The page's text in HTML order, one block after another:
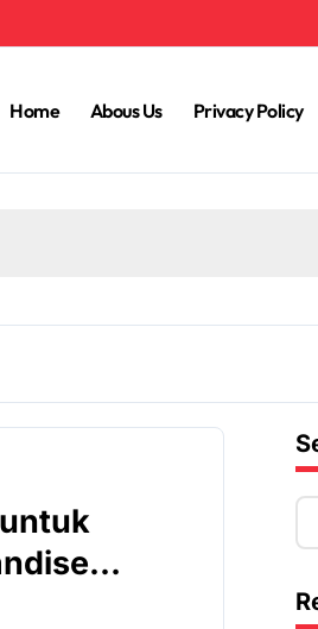
Home Abous Us Privacy Policy